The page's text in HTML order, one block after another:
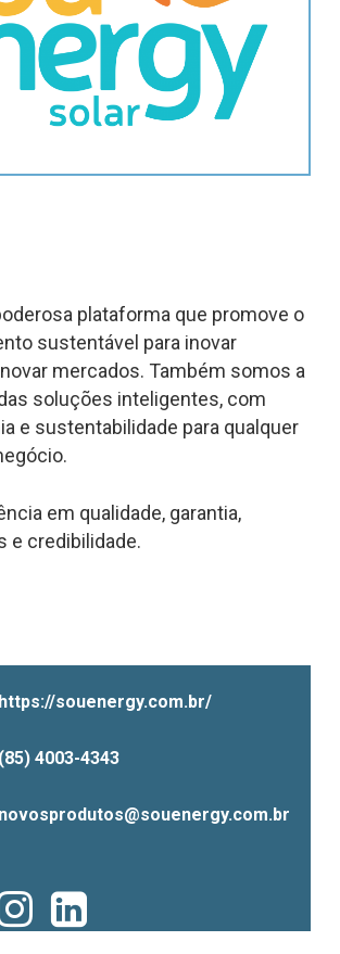
plataforma que promove o
sustentável para inovar
mercados. Também somos a
soluções inteligentes, com
e sustentabilidade para qualquer
em qualidade, garantia,
e credibilidade.
https://souenergy.com.br/
(85) 4003-4343
novosprodutos@souenergy.com.br